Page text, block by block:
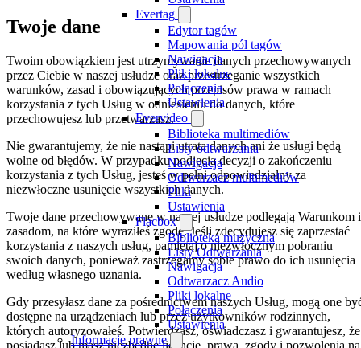
Evertag
Edytor tagów
Mapowania pól tagów
Nawigacja
Pliki lokalne
Połączenia
Ustawienia
Evervideo
Biblioteka multimediów
Listy odtwarzania
Nawigacja
Odtwarzacz multimediów
Pliki
Ustawienia
Flacbox
Biblioteka muzyczna
Listy Odtwarzania
Nawigacja
Odtwarzacz Audio
Pliki lokalne
Połączenia
Ustawienia
Informacje prawne
Twoje dane
Twoim obowiązkiem jest utrzymywanie danych przechowywanych
przez Ciebie w naszej usłudze oraz przestrzeganie wszystkich
warunków, zasad i obowiązujących przepisów prawa w ramach
korzystania z tych Usług w odniesieniu do danych, które
przechowujesz lub przetwarzasz.
Nie gwarantujemy, że nie nastąpi utrata danych ani że usługi będą
wolne od błędów. W przypadku podjęcia decyzji o zakończeniu
korzystania z tych Usług, jesteś w pełni odpowiedzialny za
niezwłoczne usunięcie wszystkich danych.
Twoje dane przechowywane w naszej usłudze podlegają Warunkom i
zasadom, na które wyraziłeś zgodę. Jeśli zdecydujesz się zaprzestać
korzystania z naszych usług, pamiętaj o niezwłocznym pobraniu
swoich danych, ponieważ zastrzegamy sobie prawo do ich usunięcia
według własnego uznania.
Gdy przesyłasz dane za pośrednictwem naszych Usług, mogą one
dostępne na urządzeniach lub przez użytkowników rodzinnych,
których autoryzowałeś. Potwierdzasz, oświadczasz i gwarantujesz, że